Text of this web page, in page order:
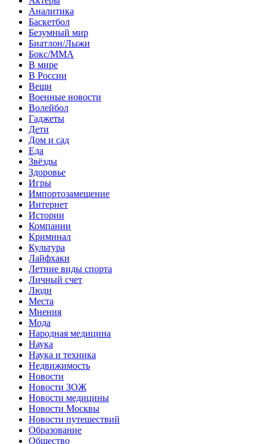
Аналитика
Баскетбол
Безумный мир
Биатлон/Лыжи
Бокс/MMA
В мире
В России
Вещи
Военные новости
Волейбол
Гаджеты
Дети
Дом и сад
Еда
Звёзды
Здоровье
Игры
Импортозамещение
Интернет
Истории
Компании
Криминал
Культура
Лайфхаки
Летние виды спорта
Личный счет
Люди
Места
Мнения
Мода
Народная медицина
Наука
Наука и техника
Недвижимость
Новости
Новости ЗОЖ
Новости медицины
Новости Москвы
Новости путешествий
Образование
Общество